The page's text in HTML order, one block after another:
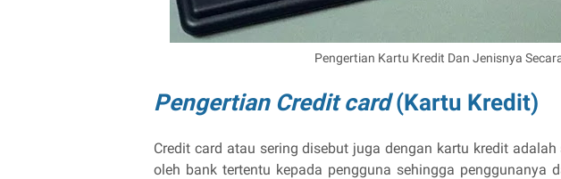
Pengertian Kartu Kredit Dan Jenisnya
Pengertian Credit card(Kartu Kredit)
Credit card atau sering disebut juga dengan kartu kredit
oleh bank tertentu kepada pengguna sehingga penggunanya